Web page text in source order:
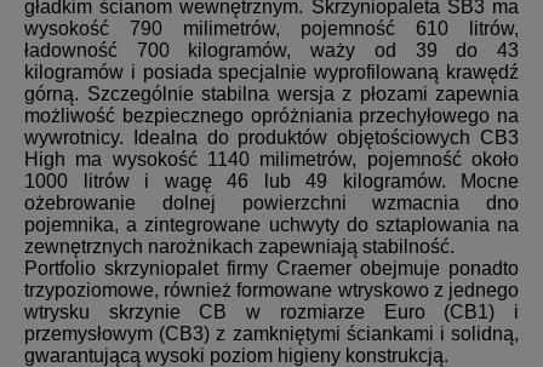
gładkim ścianom wewnętrznym. Skrzyniopaleta SB3 ma
wysokość 790 milimetrów, pojemność 610 litrów,
ładowność 700 kilogramów, waży od 39 do 43
kilogramów i posiada specjalnie wyprofilowaną krawędź
górną. Szczególnie stabilna wersja z płozami zapewnia
możliwość bezpiecznego opróżniania przechyłowego na
wywrotnicy. Idealna do produktów objętościowych CB3
High ma wysokość 1140 milimetrów, pojemność około
1000 litrów i wagę 46 lub 49 kilogramów. Mocne
ożebrowanie dolnej powierzchni wzmacnia dno
pojemnika, a zintegrowane uchwyty do sztaplowania na
zewnętrznych narożnikach zapewniają stabilność.
Portfolio skrzyniopalet firmy Craemer obejmuje ponadto
trzypoziomowe, również formowane wtryskowo z jednego
wtrysku skrzynie CB w rozmiarze Euro (CB1) i
przemysłowym (CB3) z zamkniętymi ściankami i solidną,
gwarantującą wysoki poziom higieny konstrukcją.